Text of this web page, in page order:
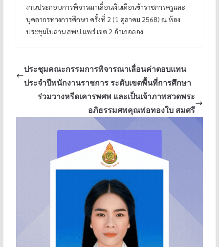
งานประกอบการพิจารณาเลื่อนเงินเดือนข้าราชการครูและ
บุคลากรทางการศึกษา ครั้งที่ 2 (1 ตุลาคม 2568) ณ ห้อง
ประชุมใบลาน สพป.แพร่ เขต 2 อำเภอลอง
ประชุมคณะกรรมการพิจารณาเลื่อนค่าตอบแทน
ประจำปีพนักงานราชการ ระดับเขตพื้นที่การศึกษา
ร่วมวางหรีดเคารพศพ และเป็นเจ้าภาพสวดพระ
อภิธรรมศพคุณพ่อทองใบ สมศรี